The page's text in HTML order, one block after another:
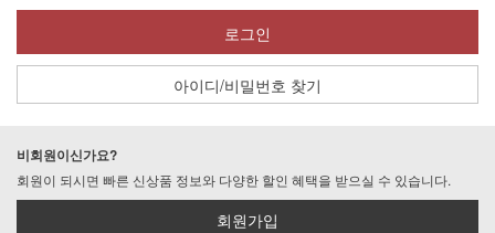
로그인
아이디/비밀번호 찾기
비회원이신가요?
회원이 되시면 빠른 신상품 정보와 다양한 할인 혜택을 받으실 수 있습니다.
회원가입